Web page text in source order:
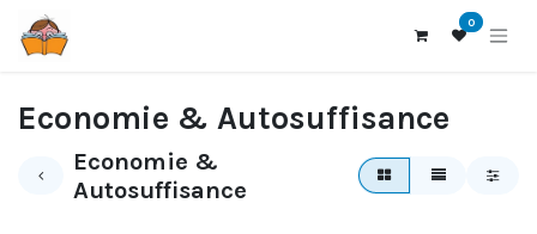
0
Economie & Autosuffisance
Economie &
Autosuffisance